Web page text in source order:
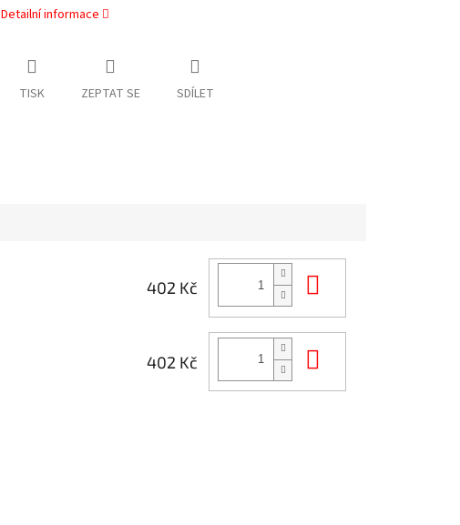
Detailní informace
TISK ZEPTAT SE SDÍLET
402 Kč
402 Kč